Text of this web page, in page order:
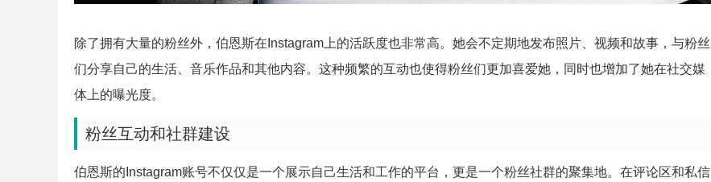
除了拥有大量的粉丝外，伯恩斯在Instagram上的活跃度也非常高。她会不定期地发布照片、视频和故事，与粉丝
们分享自己的生活、音乐作品和其他内容。这种频繁的互动也使得粉丝们更加喜爱她，同时也增加了她在社交媒
体上的曝光度。
粉丝互动和社群建设
伯恩斯的Instagram账号不仅仅是一个展示自己生活和工作的平台，更是一个粉丝社群的聚集地。在评论区和私信